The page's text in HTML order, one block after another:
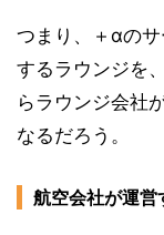
つまり、＋αの
するラウンジを
らラウンジ会社
なるだろう。
航空会社が運営